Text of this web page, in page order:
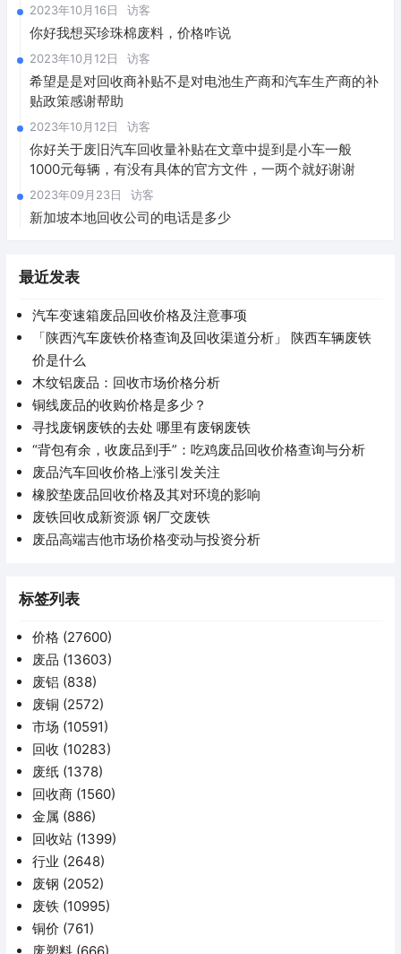
2023年10月16日 访客
你好我想买珍珠棉废料，价格咋说
2023年10月12日 访客
希望是是对回收商补贴不是对电池生产商和汽车生产商的补
贴政策感谢帮助
2023年10月12日 访客
你好关于废旧汽车回收量补贴在文章中提到是小车一般
1000元每辆，有没有具体的官方文件，一两个就好谢谢
2023年09月23日 访客
新加坡本地回收公司的电话是多少
最近发表
汽车变速箱废品回收价格及注意事项
「陕西汽车废铁价格查询及回收渠道分析」 陕西车辆废铁
价是什么
木纹铝废品：回收市场价格分析
铜线废品的收购价格是多少？
寻找废钢废铁的去处 哪里有废钢废铁
“背包有余，收废品到手”：吃鸡废品回收价格查询与分析
废品汽车回收价格上涨引发关注
橡胶垫废品回收价格及其对环境的影响
废铁回收成新资源 钢厂交废铁
废品高端吉他市场价格变动与投资分析
标签列表
价格 (27600)
废品 (13603)
废铝 (838)
废铜 (2572)
市场 (10591)
回收 (10283)
废纸 (1378)
回收商 (1560)
金属 (886)
回收站 (1399)
行业 (2648)
废钢 (2052)
废铁 (10995)
铜价 (761)